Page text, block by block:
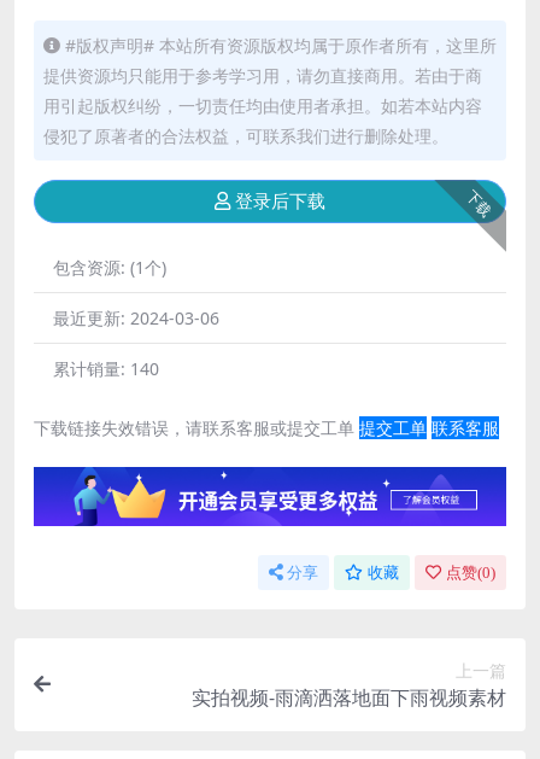
#版权声明# 本站所有资源版权均属于原作者所有，这里所
提供资源均只能用于参考学习用，请勿直接商用。若由于商
用引起版权纠纷，一切责任均由使用者承担。如若本站内容
侵犯了原著者的合法权益，可联系我们进行删除处理。
下载
登录后下载
包含资源: (1个)
最近更新: 2024-03-06
累计销量: 140
下载链接失效错误，请联系客服或提交工单 提交工单 联系客服
分享 收藏 点赞(0)
上一篇
实拍视频-雨滴洒落地面下雨视频素材